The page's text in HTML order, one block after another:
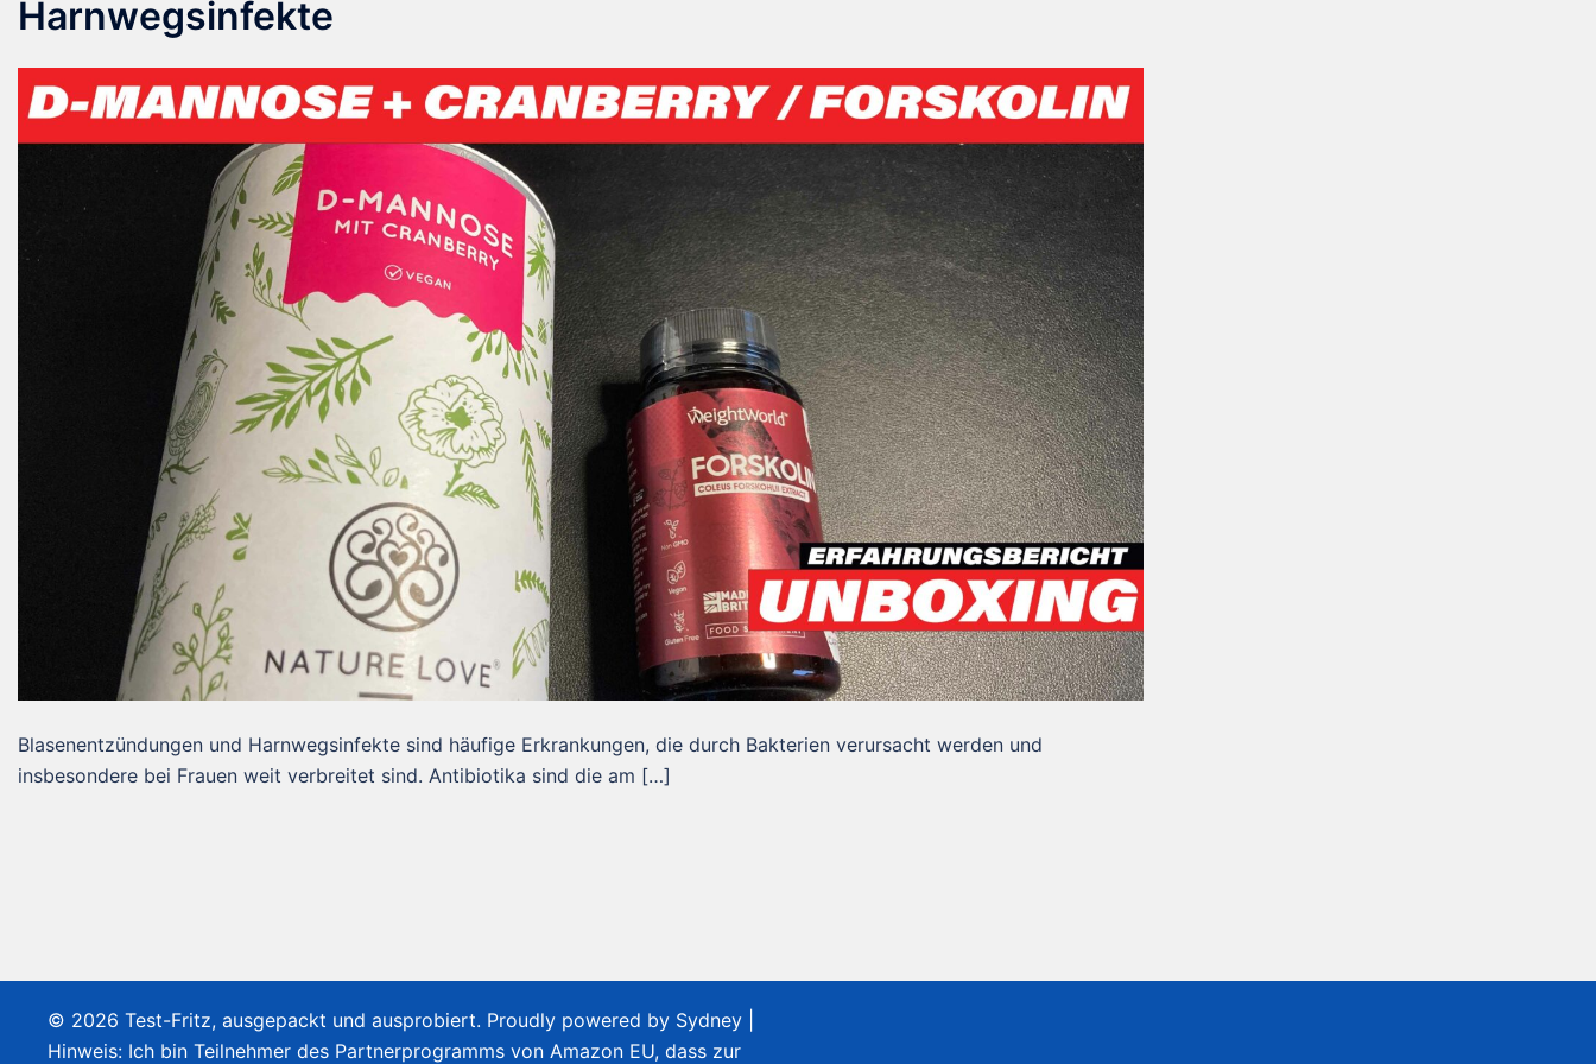
Harnwegsinfekte
Blasenentzündungen und Harnwegsinfekte sind häufige Erkrankungen, die durch Bakterien verursacht werden und
insbesondere bei Frauen weit verbreitet sind. Antibiotika sind die am […]
© 2026 Test-Fritz, ausgepackt und ausprobiert. Proudly powered by Sydney
Hinweis: Ich bin Teilnehmer des Partnerprogramms von Amazon EU, dass zur